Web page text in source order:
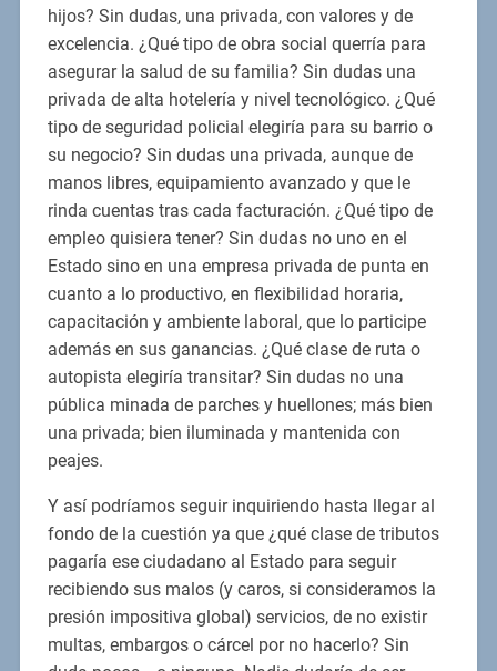
hijos? Sin dudas, una privada, con valores y de
excelencia. ¿Qué tipo de obra social querría para
asegurar la salud de su familia? Sin dudas una
privada de alta hotelería y nivel tecnológico. ¿Qué
tipo de seguridad policial elegiría para su barrio o
su negocio? Sin dudas una privada, aunque de
manos libres, equipamiento avanzado y que le
rinda cuentas tras cada facturación. ¿Qué tipo de
empleo quisiera tener? Sin dudas no uno en el
Estado sino en una empresa privada de punta en
cuanto a lo productivo, en flexibilidad horaria,
capacitación y ambiente laboral, que lo participe
además en sus ganancias. ¿Qué clase de ruta o
autopista elegiría transitar? Sin dudas no una
pública minada de parches y huellones; más bien
una privada; bien iluminada y mantenida con
peajes.
Y así podríamos seguir inquiriendo hasta llegar al
fondo de la cuestión ya que ¿qué clase de tributos
pagaría ese ciudadano al Estado para seguir
recibiendo sus malos (y caros, si consideramos la
presión impositiva global) servicios, de no existir
multas, embargos o cárcel por no hacerlo? Sin